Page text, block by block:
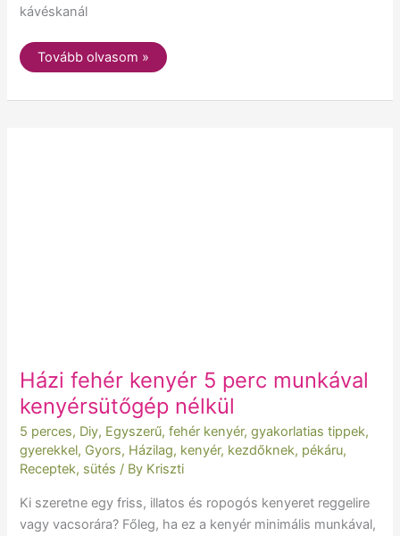
kávéskanál
Tovább olvasom »
Házi fehér kenyér 5 perc munkával
kenyérsütőgép nélkül
5 perces, Diy, Egyszerű,fehér kenyér,gyakorlatias tippek,
gyerekkel, Gyors, Házilag, kenyér, kezdőknek, pékáru,
Receptek, sütés / By Kriszti
Ki szeretne egy friss, illatos és ropogós kenyeret reggelire
vagy vacsorára? Főleg, ha ez a kenyér minimális munkával,